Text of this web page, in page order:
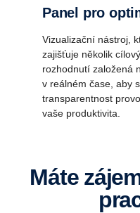
Panel pro
Vizualizační nástroj,
zajišťuje několik
rozhodnutí založená
v reálném čase, aby
transparentnost
vaše produktivita.
Máte zájem o optimalizaci